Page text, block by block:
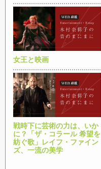
女王と映画
戦時下に芸術の力は、いか
に？「ザ・コラール 希望を
紡ぐ歌」レイフ・ファイン
ズ、一流の美学